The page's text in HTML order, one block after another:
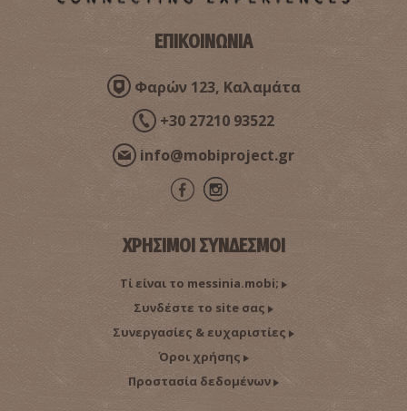
ΙΔΙΑΙΤΕΡΕΣ ΘΕΣΕΙΣ ~8.1Km
ΕΠΙΚΟΙΝΩΝΙΑ
Φαρών 123, Καλαμάτα
+30 27210 93522
info@mobiproject.gr
ΧΡΗΣΙΜΟΙ ΣΥΝΔΕΣΜΟΙ
Τί είναι το messinia.mobi;
Συνδέστε το site σας
Συνεργασίες & ευχαριστίες
Όροι χρήσης
Προστασία δεδομένων